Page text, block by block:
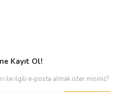
Kayıt Ol!
ile ilgili e-posta almak ister misiniz?